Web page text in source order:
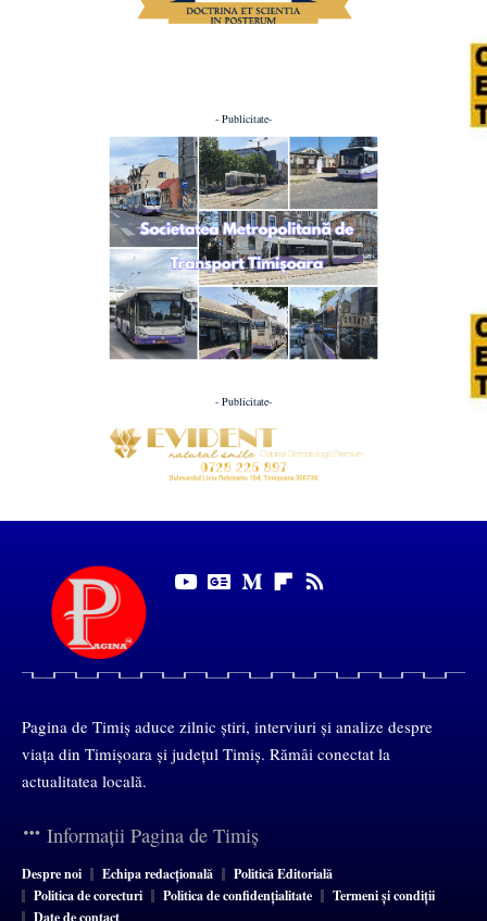
- Publicitate-
- Publicitate-
Pagina de Timiș aduce zilnic știri, interviuri și analize despre
viața din Timișoara și județul Timiș. Rămâi conectat la
actualitatea locală.
Informații Pagina de Timiș
Despre noi Echipa redacțională
Politică Editorială
Politica de corecturi
Politica de confidențialitate
Termeni și condiții